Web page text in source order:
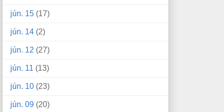
jún. 15 (17)
jún. 14 (2)
jún. 12 (27)
jún. 11 (13)
jún. 10 (23)
jún. 09 (20)